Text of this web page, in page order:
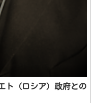
ト（ロシア）政府との